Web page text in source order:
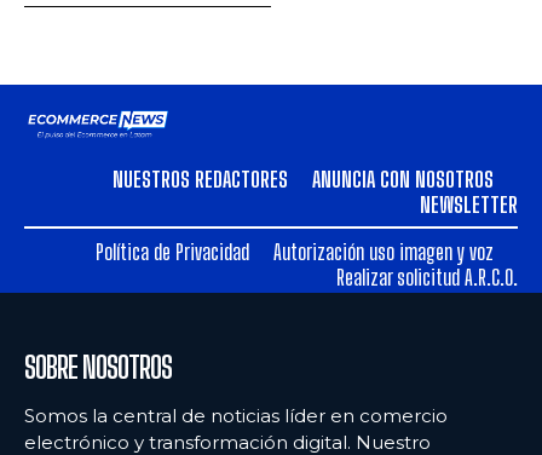
NUESTROS REDACTORES
ANUNCIA CON NOSOTROS
NEWSLETTER
Política de Privacidad
Autorización uso imagen y voz
Realizar solicitud A.R.C.O.
SOBRE NOSOTROS
Somos la central de noticias líder en comercio
electrónico y transformación digital. Nuestro